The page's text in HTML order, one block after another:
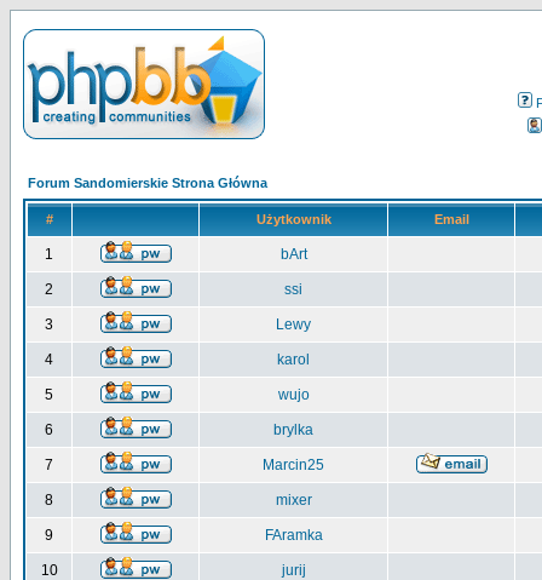
Forum Sandomierskie Strona Główna
# Użytkownik Email
1 bArt
2 ssi
3 Lewy
4 karol
5 wujo
6 brylka
7 Marcin25
8 mixer
9 FAramka
10 jurij